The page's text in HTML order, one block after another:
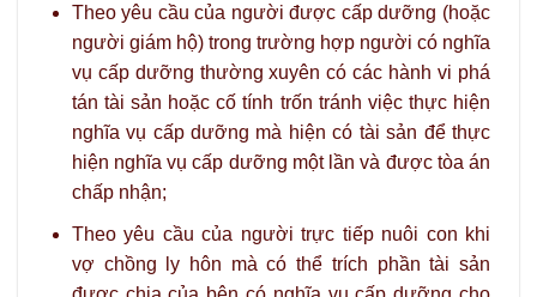
Theo yêu cầu của người được cấp dưỡng (hoặc
người giám hộ) trong trường hợp người có nghĩa
vụ cấp dưỡng thường xuyên có các hành vi phá
tán tài sản hoặc cố tính trốn tránh việc thực hiện
nghĩa vụ cấp dưỡng mà hiện có tài sản để thực
hiện nghĩa vụ cấp dưỡng một lần và được tòa án
chấp nhận;
Theo yêu cầu của người trực tiếp nuôi con khi
vợ chồng ly hôn mà có thể trích phần tài sản